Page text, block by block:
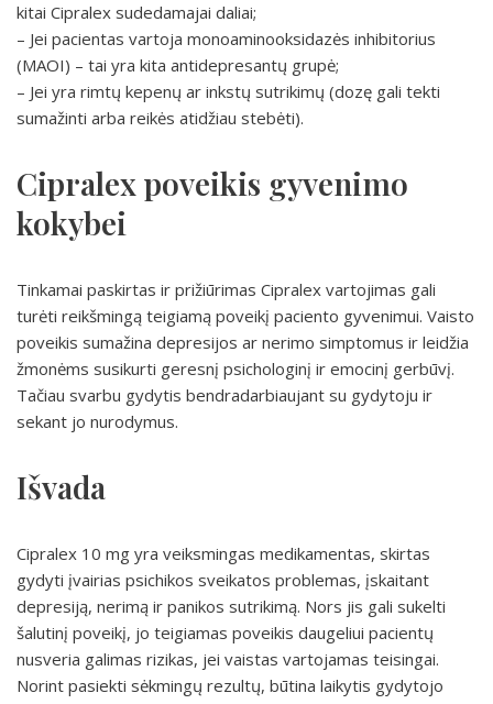
kitai Cipralex sudedamajai daliai;
– Jei pacientas vartoja monoaminooksidazės inhibitorius
(MAOI) – tai yra kita antidepresantų grupė;
– Jei yra rimtų kepenų ar inkstų sutrikimų (dozę gali tekti
sumažinti arba reikės atidžiau stebėti).
Cipralex poveikis gyvenimo
kokybei
Tinkamai paskirtas ir prižiūrimas Cipralex vartojimas gali
turėti reikšmingą teigiamą poveikį paciento gyvenimui. Vaisto
poveikis sumažina depresijos ar nerimo simptomus ir leidžia
žmonėms susikurti geresnį psichologinį ir emocinį gerbūvį.
Tačiau svarbu gydytis bendradarbiaujant su gydytoju ir
sekant jo nurodymus.
Išvada
Cipralex 10 mg yra veiksmingas medikamentas, skirtas
gydyti įvairias psichikos sveikatos problemas, įskaitant
depresiją, nerimą ir panikos sutrikimą. Nors jis gali sukelti
šalutinį poveikį, jo teigiamas poveikis daugeliui pacientų
nusveria galimas rizikas, jei vaistas vartojamas teisingai.
Norint pasiekti sėkmingų rezultų, būtina laikytis gydytojo